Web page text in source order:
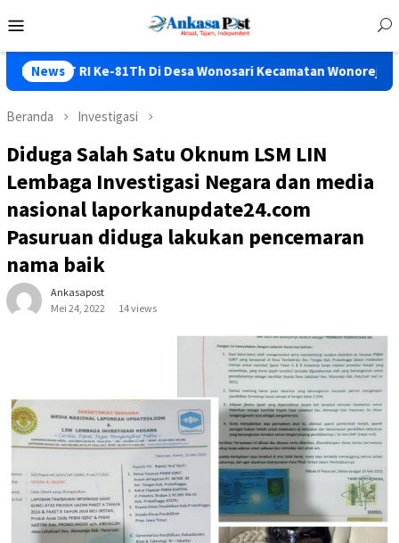
ke
Mobile
News
81Th Di Desa Wonosari Kecamatan Wonorejo Seru Bos…..
Beranda Investigasi
Diduga Salah Satu Oknum LSM LIN
Lembaga Investigasi Negara dan media
nasional laporkanupdate24.com
Pasuruan diduga lakukan pencemaran
nama baik
Ankasapost
Mei 24, 2022
14 views